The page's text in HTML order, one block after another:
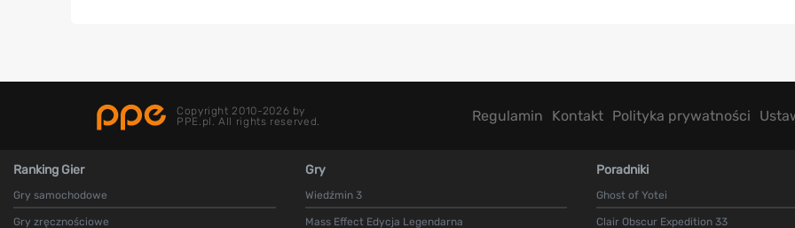
Copyright 2010-2026 by
PPE.pl. All rights reserved.
Regulamin Kontakt Polityka prywatności
Ranking Gier
Gry samochodowe
Gry zręcznościowe
Gry
Wiedźmin 3
Mass Effect Edycja Legendarna
Poradniki
Ghost of Yotei
Clair Obscur Expedition 33